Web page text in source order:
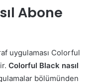
Abone
uygulaması Colorful
Colorful Black nasıl
bölümünden